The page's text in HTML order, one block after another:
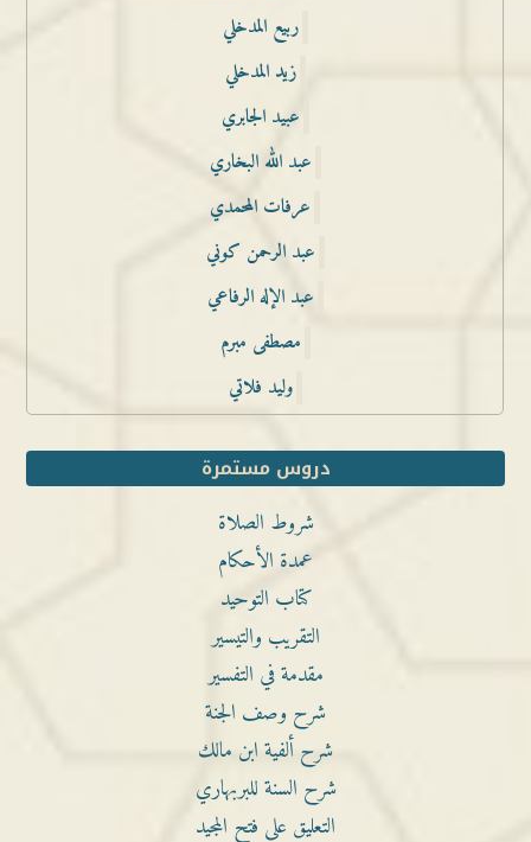
ربيع المدخلي
زيد المدخلي
عبيد الجابري
عبد الله البخاري
عرفات المحمدي
عبد الرحمن كوني
عبد الإله الرفاعي
مصطفى مبرم
وليد فلاتي
دروس مستمرة
شروط الصلاة
عمدة الأحكام
كتاب التوحيد
التقريب والتيسير
مقدمة في التفسير
شرح وصف الجنة
شرح ألفية ابن مالك
شرح السنة للبربهاري
التعليق على فتح المجيد